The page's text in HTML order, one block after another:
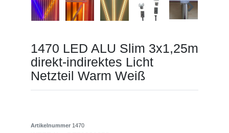
1470 LED ALU Slim 3x1,25m
direkt-indirektes Licht
Netzteil Warm Weiß
Artikelnummer 1470